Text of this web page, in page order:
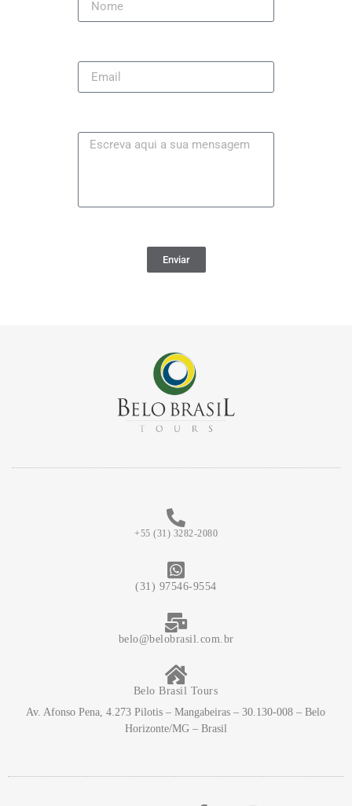
Enviar
+55 (31) 3282-2080
(31) 97546-9554
belo@belobrasil.com.br
Belo Brasil Tours
Av. Afonso Pena, 4.273 Pilotis – Mangabeiras – 30.130-008 – Belo
Horizonte/MG – Brasil